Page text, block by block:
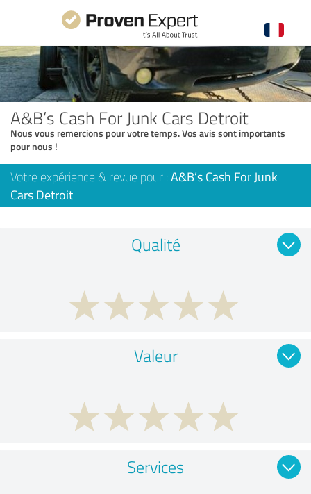
A&B’s Cash For Junk Cars Detroit
Nous vous remercions pour votre temps. Vos avis sont importants
pour nous !
Votre expérience & revue pour : A&B’s Cash For Junk
Cars Detroit
Qualité
Valeur
Services